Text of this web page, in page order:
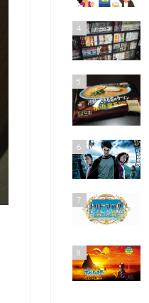
4
5
6
7
8